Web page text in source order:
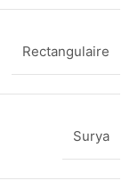
Rectangulaire
Surya